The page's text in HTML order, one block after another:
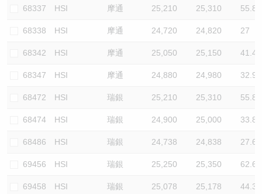
68337 HSI 摩通 25,210 25,310 55.8
68338 HSI 摩通 24,720 24,820 27
68342 HSI 摩通 25,050 25,150 41.4
68347 HSI 摩通 24,880 24,980 32.9
68472 HSI 瑞銀 25,210 25,310 55.8
68474 HSI 瑞銀 24,900 25,000 33.8
68486 HSI 瑞銀 24,738 24,838 27.6
69456 HSI 瑞銀 25,250 25,350 62.6
69458 HSI 瑞銀 25,078 25,178 44.3